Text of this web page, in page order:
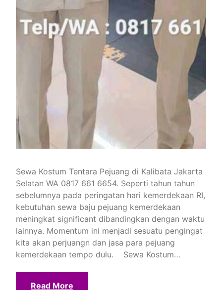
Sewa Kostum Tentara Pejuang di Kalibata Jakarta
Selatan WA 0817 661 6654. Seperti tahun tahun
sebelumnya pada peringatan hari kemerdekaan RI,
kebutuhan sewa baju pejuang kemerdekaan
meningkat significant dibandingkan dengan waktu
lainnya. Momentum ini menjadi sesuatu pengingat
kita akan perjuangn dan jasa para pejuang
kemerdekaan tempo dulu. Sewa Kostum…
Read More